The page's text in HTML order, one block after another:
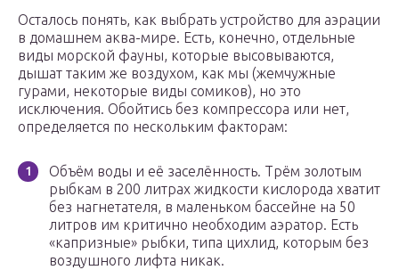
Осталось понять, как выбрать устройство для аэрации
в домашнем аква-мире. Есть, конечно, отдельные
виды морской фауны, которые высовываются,
дышат таким же воздухом, как мы (жемчужные
гурами, некоторые виды сомиков), но это
исключения. Обойтись без компрессора или нет,
определяется по нескольким факторам:
Объём воды и её заселённость. Трём золотым
рыбкам в 200 литрах жидкости кислорода хватит
без нагнетателя, в маленьком бассейне на 50
литров им критично необходим аэратор. Есть
«капризные» рыбки, типа цихлид, которым без
воздушного лифта никак.